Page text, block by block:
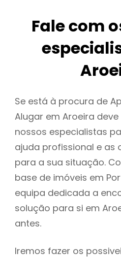
Fale com
Se está à procura de
Alugar em Aroeira
nossos especialistas
ajuda profissional e as
para a sua situação.
base de imóveis em
equipa dedicada a
solução para si em
antes.
Iremos fazer os